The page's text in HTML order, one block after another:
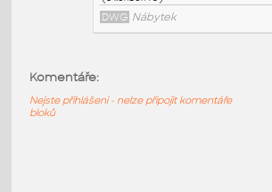
DWG Kuchyně
Komentáře:
Nejste přihlášeni - nelze připojit komentáře
bloků